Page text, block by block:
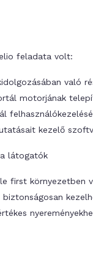
feladata volt:
való
motorjának
kezelő
látogatók
first környezetben
biztonságosan